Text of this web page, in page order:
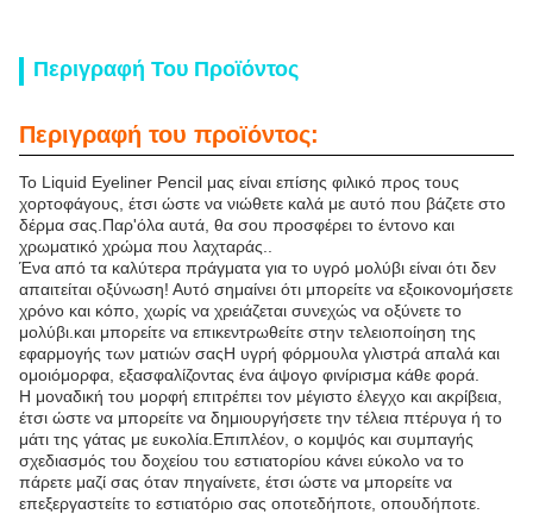
Περιγραφή Του Προϊόντος
Περιγραφή του προϊόντος:
Το Liquid Eyeliner Pencil μας είναι επίσης φιλικό προς τους
χορτοφάγους, έτσι ώστε να νιώθετε καλά με αυτό που βάζετε στο
δέρμα σας.Παρ'όλα αυτά, θα σου προσφέρει το έντονο και
χρωματικό χρώμα που λαχταράς..
Ένα από τα καλύτερα πράγματα για το υγρό μολύβι είναι ότι δεν
απαιτείται οξύνωση! Αυτό σημαίνει ότι μπορείτε να εξοικονομήσετε
χρόνο και κόπο, χωρίς να χρειάζεται συνεχώς να οξύνετε το
μολύβι.και μπορείτε να επικεντρωθείτε στην τελειοποίηση της
εφαρμογής των ματιών σαςΗ υγρή φόρμουλα γλιστρά απαλά και
ομοιόμορφα, εξασφαλίζοντας ένα άψογο φινίρισμα κάθε φορά.
Η μοναδική του μορφή επιτρέπει τον μέγιστο έλεγχο και ακρίβεια,
έτσι ώστε να μπορείτε να δημιουργήσετε την τέλεια πτέρυγα ή το
μάτι της γάτας με ευκολία.Επιπλέον, ο κομψός και συμπαγής
σχεδιασμός του δοχείου του εστιατορίου κάνει εύκολο να το
πάρετε μαζί σας όταν πηγαίνετε, έτσι ώστε να μπορείτε να
επεξεργαστείτε το εστιατόριο σας οποτεδήποτε, οπουδήποτε.